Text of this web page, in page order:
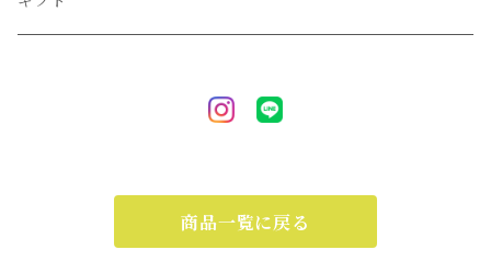
商品一覧に戻る